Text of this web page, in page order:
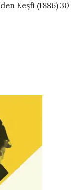
Keşfi (1886) 30